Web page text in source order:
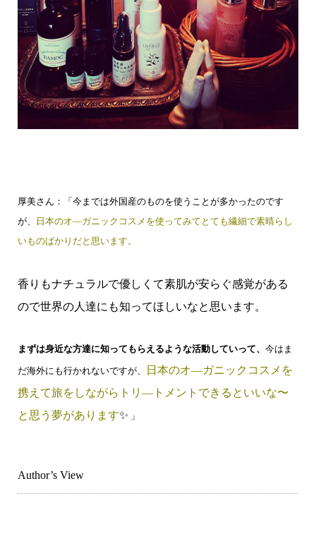
厚美さん：「今までは外国産のものを使うことが多かったのです
が、
日本のオ―ガニックコスメを使ってみて とても繊細で素晴らし
いものばかりだと思います。
香りもナチュラルで優しくて素肌が安らぐ感覚がある
ので世界の人達にも知ってほしいなと思います。
まずは身近な方達に知ってもらえるような活動していって、 今はま
だ海外にも行かれないですが、
日本のオ―ガニックコスメを
携えて旅をしながらトリ―トメントできるといいな〜
と思う夢があります✨ 」
Author’s View